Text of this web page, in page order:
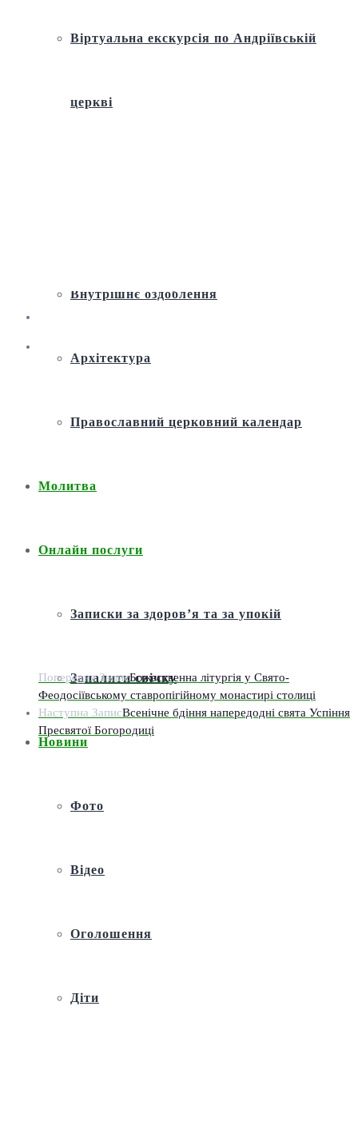
Віртуальна екскурсія по Андріївській
церкві
Внутрішнє оздоблення
Архітектура
Православний церковний календар
Молитва
Онлайн послуги
Записки за здоров’я та за упокій
Запалити свічку
Новини
Фото
Відео
Оголошення
Діти
Попередня ЗаписБожественна літургія у Свято-
Феодосіївському ставропігійному монастирі столиці
Наступна ЗаписВсенічне бдіння напередодні свята Успіння
Пресвятої Богородиці